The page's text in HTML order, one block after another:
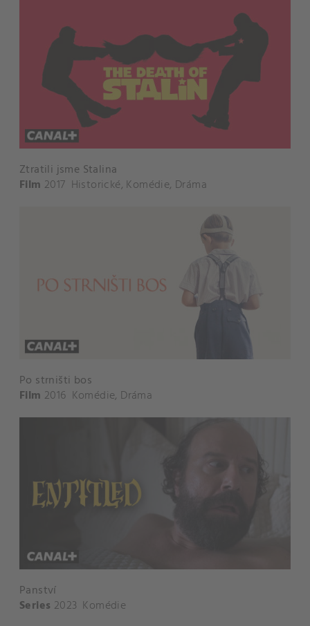
Ztratili jsme Stalina
Film 2017 Historické, Komédie, Dráma
Po strništi bos
Film 2016 Komédie, Dráma
Panství
Series 2023 Komédie